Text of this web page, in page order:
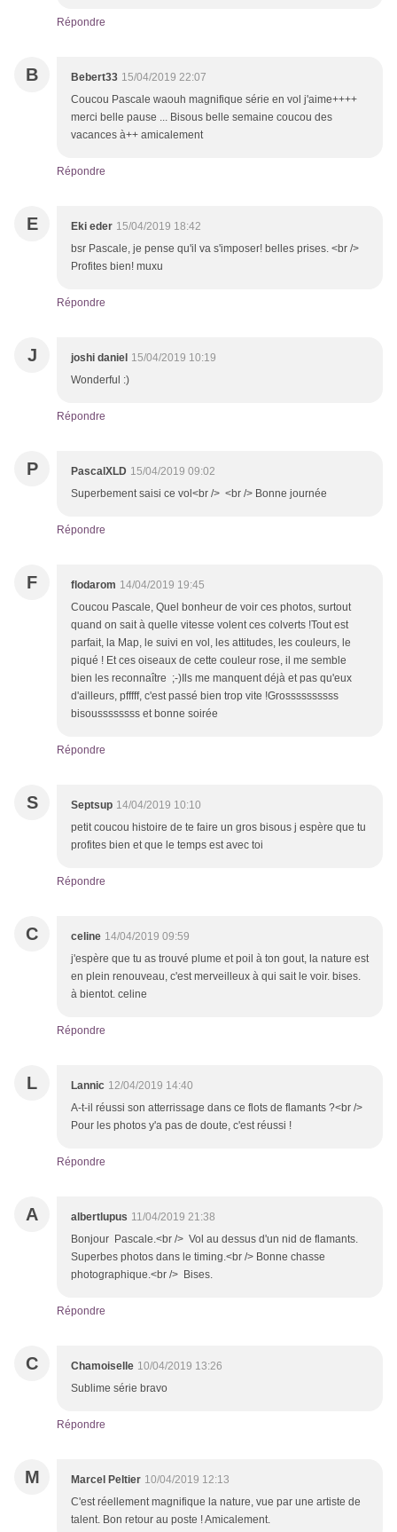
Répondre
B Bebert33 15/04/2019 22:07
Coucou Pascale waouh magnifique série en vol j'aime++++
merci belle pause ... Bisous belle semaine coucou des
vacances à++ amicalement
Répondre
E Eki eder 15/04/2019 18:42
bsr Pascale, je pense qu'il va s'imposer! belles prises. <br />
Profites bien! muxu
Répondre
J joshi daniel 15/04/2019 10:19
Wonderful :)
Répondre
P PascalXLD 15/04/2019 09:02
Superbement saisi ce vol<br /> <br /> Bonne journée
Répondre
F flodarom 14/04/2019 19:45
Coucou Pascale, Quel bonheur de voir ces photos, surtout
quand on sait à quelle vitesse volent ces colverts !Tout est
parfait, la Map, le suivi en vol, les attitudes, les couleurs, le
piqué ! Et ces oiseaux de cette couleur rose, il me semble
bien les reconnaître ;-)Ils me manquent déjà et pas qu'eux
d'ailleurs, pfffff, c'est passé bien trop vite !Grossssssssss
bisoussssssss et bonne soirée
Répondre
S Septsup 14/04/2019 10:10
petit coucou histoire de te faire un gros bisous j espère que tu
profites bien et que le temps est avec toi
Répondre
C celine 14/04/2019 09:59
j'espère que tu as trouvé plume et poil à ton gout, la nature est
en plein renouveau, c'est merveilleux à qui sait le voir. bises.
à bientot. celine
Répondre
L Lannic 12/04/2019 14:40
A-t-il réussi son atterrissage dans ce flots de flamants ?<br />
Pour les photos y'a pas de doute, c'est réussi !
Répondre
A albertlupus 11/04/2019 21:38
Bonjour Pascale.<br /> Vol au dessus d'un nid de flamants.
Superbes photos dans le timing.<br /> Bonne chasse
photographique.<br /> Bises.
Répondre
C Chamoiselle 10/04/2019 13:26
Sublime série bravo
Répondre
M Marcel Peltier 10/04/2019 12:13
C'est réellement magnifique la nature, vue par une artiste de
talent. Bon retour au poste ! Amicalement.